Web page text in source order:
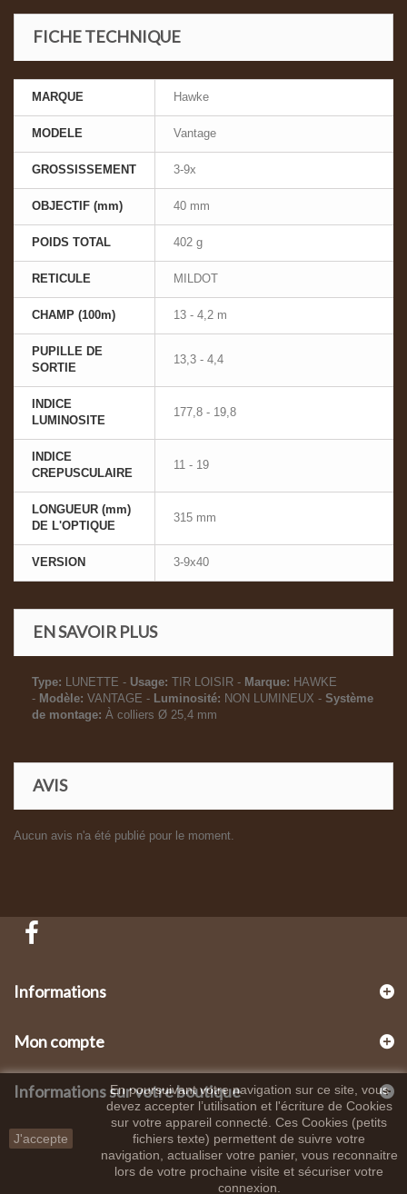
FICHE TECHNIQUE
MARQUE Hawke
MODELE Vantage
GROSSISSEMENT 3-9x
OBJECTIF (mm) 40 mm
POIDS TOTAL 402 g
RETICULE MILDOT
CHAMP (100m) 13 - 4,2 m
PUPILLE DE
SORTIE
13,3 - 4,4
INDICE
LUMINOSITE
177,8 - 19,8
INDICE
CREPUSCULAIRE
11 - 19
LONGUEUR (mm)
DE L'OPTIQUE
315 mm
VERSION 3-9x40
EN SAVOIR PLUS
Type: LUNETTE - Usage: TIR LOISIR - Marque: HAWKE
- Modèle: VANTAGE - Luminosité: NON LUMINEUX - Système
de montage: À colliers Ø 25,4 mm
AVIS
Aucun avis n'a été publié pour le moment.
Informations
Mon compte
Informations sur votre boutique
J'accepte
En poursuivant votre navigation sur ce site, vous
devez accepter l’utilisation et l'écriture de Cookies
sur votre appareil connecté. Ces Cookies (petits
fichiers texte) permettent de suivre votre
navigation, actualiser votre panier, vous reconnaitre
lors de votre prochaine visite et sécuriser votre
connexion.